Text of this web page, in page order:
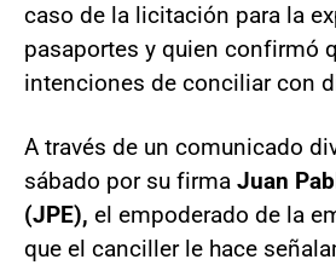
caso de la licitación para la
pasaportes y quien confirmó
intenciones de conciliar con
A través de un comunicado
sábado por su firma Juan
(JPE), el empoderado de la
que el canciller le hace